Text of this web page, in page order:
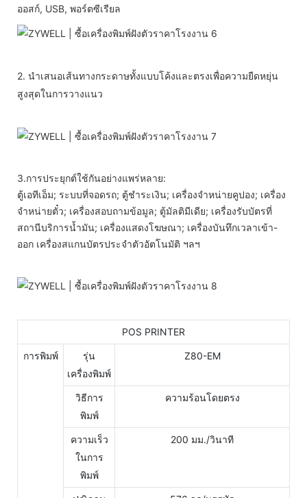
ออสก์, USB, พอร์ตซีเรียล
2. นำเสนอเส้นทางกระดาษทั้งแบบโค้งและตรงเพื่อความยืดหยุ่น
สูงสุดในการวางแนว
3.การประยุกต์ใช้กันอย่างแพร่หลาย:
ตู้เอทีเอ็ม; ระบบที่จอดรถ; ตู้ชำระเงิน; เครื่องจำหน่ายคูปอง; เครื่อง
จำหน่ายตั๋ว; เครื่องสอบถามข้อมูล; ตู้มัลติมีเดีย; เครื่องรับบัตรที่
สถานีบริการน้ำมัน; เครื่องแสดงโฆษณา; เครื่องบันทึกเวลาเข้า-
ออก เครื่องสแกนบัตรประจำตัวอัตโนมัติ ฯลฯ
POS PRINTER
การพิมพ์
รุ่น
เครื่องพิมพ์
Z80-EM
วิธีการ
พิมพ์
ความร้อนโดยตรง
ความเร็ว
ในการ
พิมพ์
200 มม./วินาที